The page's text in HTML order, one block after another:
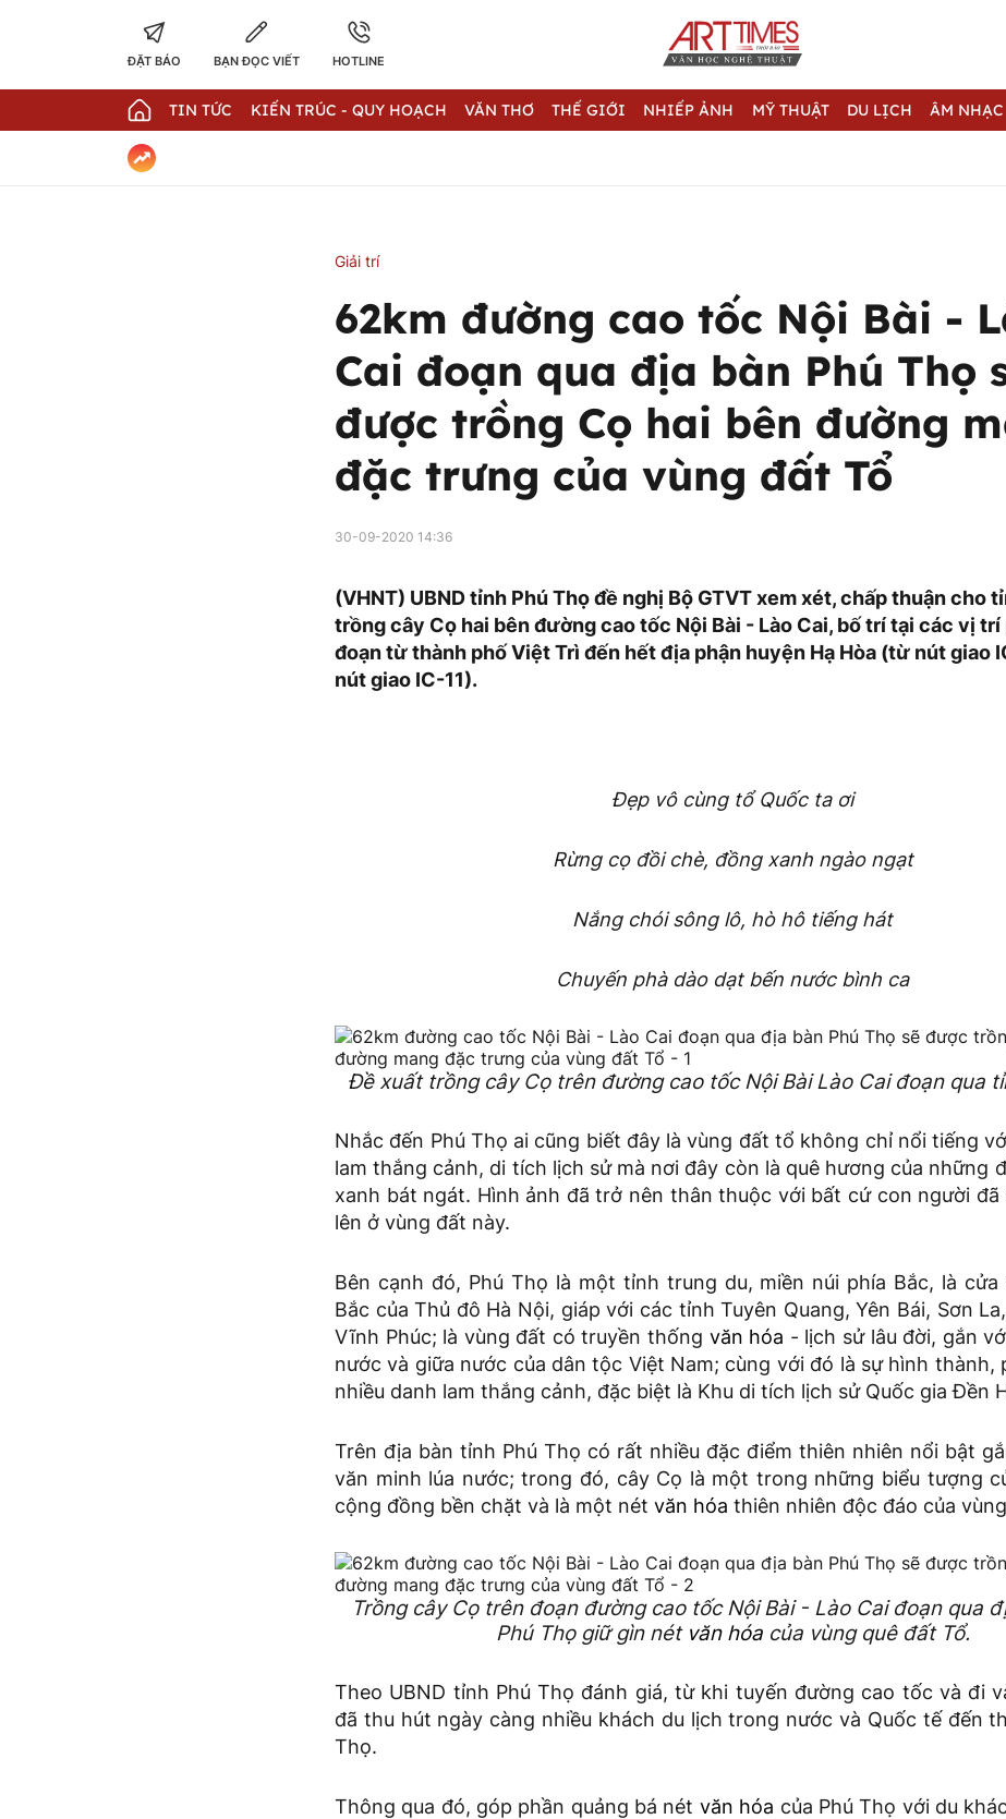
ĐẶT BÁO BẠN ĐỌC VIẾT HOTLINE
TIN TỨC KIẾN TRÚC - QUY HOẠCH VĂN THƠ THẾ GIỚI NHIẾP ẢNH MỸ THUẬT DU LỊCH ÂM NHẠC
Giải trí
62km đường cao tốc Nội Bài -
Cai đoạn qua địa bàn Phú Thọ
được trồng Cọ hai bên đường
đặc trưng của vùng đất Tổ
30-09-2020 14:36
(VHNT) UBND tỉnh Phú Thọ đề nghị Bộ GTVT xem xét, chấp thuận cho
trồng cây Cọ hai bên đường cao tốc Nội Bài - Lào Cai, bố trí tại các vị
đoạn từ thành phố Việt Trì đến hết địa phận huyện Hạ Hòa (từ nút giao
nút giao IC-11).
Đẹp vô cùng tổ Quốc ta ơi
Rừng cọ đồi chè, đồng xanh ngào ngạt
Nắng chói sông lô, hò hô tiếng hát
Chuyến phà dào dạt bến nước bình ca
Đề xuất trồng cây Cọ trên đường cao tốc Nội Bài Lào Cai đoạn qua
Nhắc đến Phú Thọ ai cũng biết đây là vùng đất tổ không chỉ nổi tiếng
lam thắng cảnh, di tích lịch sử mà nơi đây còn là quê hương của những
xanh bát ngát. Hình ảnh đã trở nên thân thuộc với bất cứ con người đã
lên ở vùng đất này.
Bên cạnh đó, Phú Thọ là một tỉnh trung du, miền núi phía Bắc, là cửa
Bắc của Thủ đô Hà Nội, giáp với các tỉnh Tuyên Quang, Yên Bái, Sơn
Vĩnh Phúc; là vùng đất có truyền thống văn hóa - lịch sử lâu đời, gắn
nước và giữa nước của dân tộc Việt Nam; cùng với đó là sự hình thành,
nhiều danh lam thắng cảnh, đặc biệt là Khu di tích lịch sử Quốc gia Đền
Trên địa bàn tỉnh Phú Thọ có rất nhiều đặc điểm thiên nhiên nổi bật
văn minh lúa nước; trong đó, cây Cọ là một trong những biểu tượng
cộng đồng bền chặt và là một nét văn hóa thiên nhiên độc đáo của
Trồng cây Cọ trên đoạn đường cao tốc Nội Bài - Lào Cai đoạn qua
Phú Thọ giữ gìn nét văn hóacủa vùng quê đất Tổ.
Theo UBND tỉnh Phú Thọ đánh giá, từ khi tuyến đường cao tốc và đi
đã thu hút ngày càng nhiều khách du lịch trong nước và Quốc tế đến
Thọ.
Thông qua đó, góp phần quảng bá nét văn hóa của Phú Thọ với du